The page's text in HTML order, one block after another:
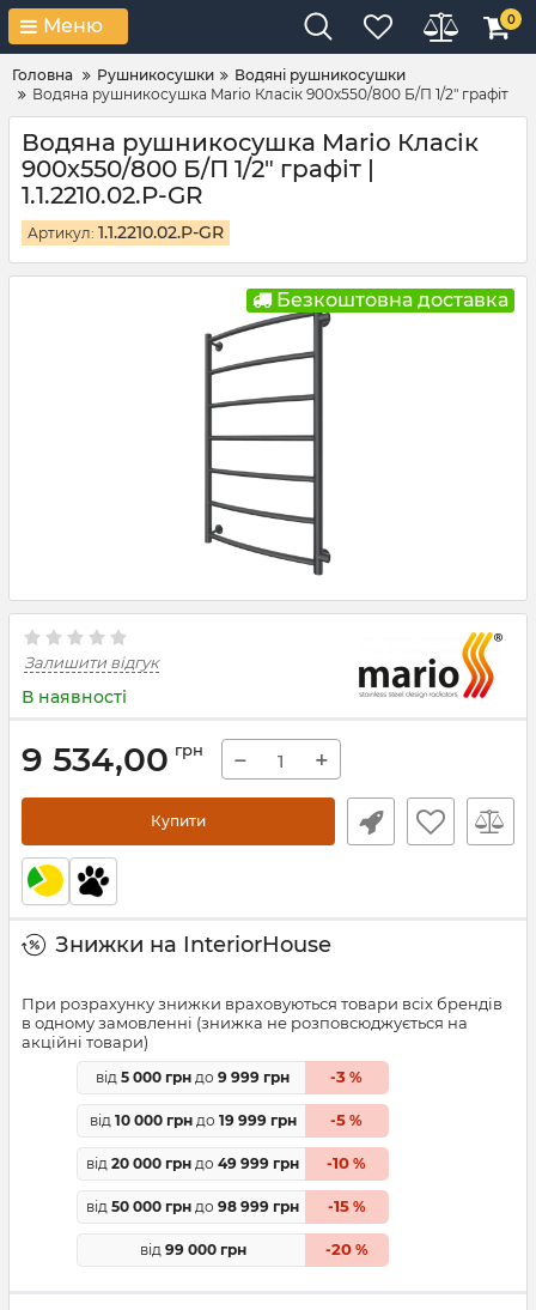
Меню 0
Головна Рушникосушки
Водяні рушникосушки
Водяна рушникосушка Mario Класік 900х550/800 Б/П 1/2" графіт
Водяна рушникосушка Mario Класік
900х550/800 Б/П 1/2" графіт |
1.1.2210.02.P-GR
Артикул: 1.1.2210.02.P-GR
Безкоштовна доставка
Залишити відгук
В наявності
9 534,00 грн − +
Купити
Знижки на InteriorHouse
При розрахунку знижки враховуються товари всіх брендів
в одному замовленні (знижка не розповсюджується на
акційні товари)
від 5 000 грн до 9 999 грн -3 %
від 10 000 грндо 19 999 грн -5 %
від 20 000 грн до 49 999 грн -10 %
від 50 000 грн до 98 999 грн -15%
від 99 000 грн -20%